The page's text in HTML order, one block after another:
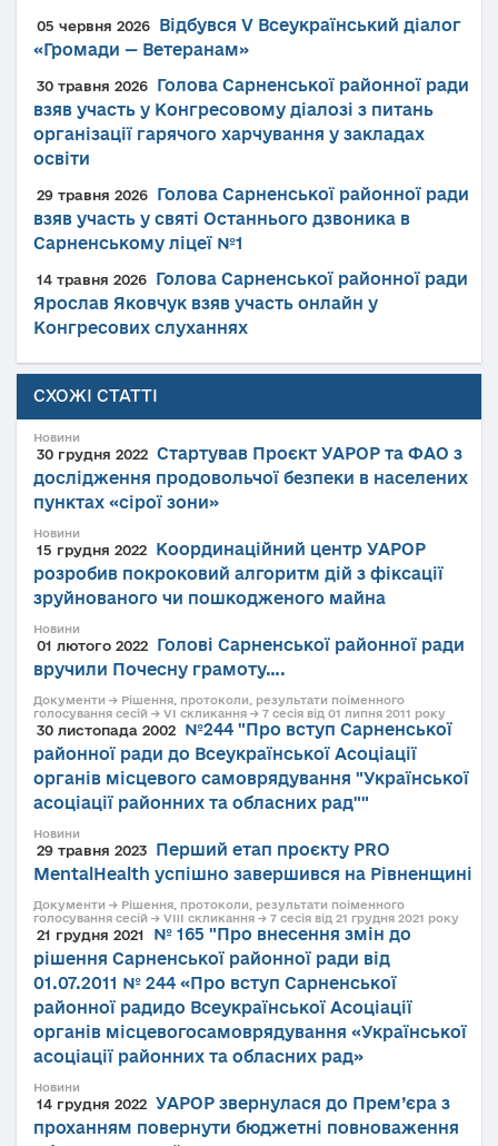
05 червня 2026
Відбувся V Всеукраїнський діалог
«Громади — Ветеранам»
30 травня 2026
Голова Сарненської районної ради
взяв участь у Конгресовому діалозі з питань
організації гарячого харчування у закладах
освіти
29 травня 2026
Голова Сарненської районної ради
взяв участь у святі Останнього дзвоника в
Сарненському ліцеї №1
14 травня 2026
Голова Сарненської районної ради
Ярослав Яковчук взяв участь онлайн у
Конгресових слуханнях
СХОЖІ СТАТТІ
Новини
30 грудня 2022 Стартував Проєкт УАРОР та ФАО з
дослідження продовольчої безпеки в населених
пунктах «сірої зони»
Новини
15 грудня 2022
Координаційний центр УАРОР
розробив покроковий алгоритм дій з фіксації
зруйнованого чи пошкодженого майна
Новини
01 лютого 2022
Голові Сарненської районної ради
вручили Почесну грамоту….
Документи → Рішення, протоколи, результати поіменного
голосування сесій → VI скликання → 7 сесія від 01 липня 2011 року
30 листопада 2002
№244 "Про вступ Сарненської
районної ради до Всеукраїнської Асоціації
органів місцевого самоврядування "Української
асоціації районних та обласних рад""
Новини
29 травня 2023
Перший етап проєкту PRO
MentalHealth успішно завершився на Рівненщині
Документи → Рішення, протоколи, результати поіменного
голосування сесій → VIII скликання → 7 сесія від 21 грудня 2021 року
21 грудня 2021
№ 165 "Про внесення змін до
рішення Сарненської районної ради від
01.07.2011 № 244 «Про вступ Сарненської
районної радидо Всеукраїнської Асоціації
органів місцевогосамоврядування «Української
асоціації районних та обласних рад»
Новини
14 грудня 2022 УАРОР звернулася до Прем’єра з
проханням повернути бюджетні повноваження